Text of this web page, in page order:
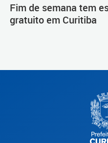
Fim de semana tem
gratuito em Curitiba